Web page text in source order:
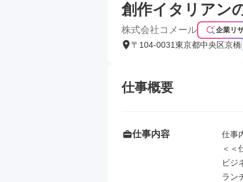
創作イタリアン
株式会社コメール 企業リ
〒104-0031東京都中央区京橋
仕事概要
仕事内容
仕事
＜＜
ビジ
ラン